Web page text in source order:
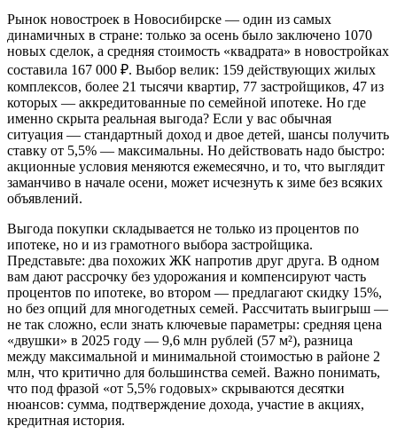
Рынок новостроек в Новосибирске — один из самых
динамичных в стране: только за осень было заключено 1070
новых сделок, а средняя стоимость «квадрата» в новостройках
составила 167 000 ₽. Выбор велик: 159 действующих жилых
комплексов, более 21 тысячи квартир, 77 застройщиков, 47 из
которых — аккредитованные по семейной ипотеке. Но где
именно скрыта реальная выгода? Если у вас обычная
ситуация — стандартный доход и двое детей, шансы получить
ставку от 5,5% — максимальны. Но действовать надо быстро:
акционные условия меняются ежемесячно, и то, что выглядит
заманчиво в начале осени, может исчезнуть к зиме без всяких
объявлений.
Выгода покупки складывается не только из процентов по
ипотеке, но и из грамотного выбора застройщика.
Представьте: два похожих ЖК напротив друг друга. В одном
вам дают рассрочку без удорожания и компенсируют часть
процентов по ипотеке, во втором — предлагают скидку 15%,
но без опций для многодетных семей. Рассчитать выигрыш —
не так сложно, если знать ключевые параметры: средняя цена
«двушки» в 2025 году — 9,6 млн рублей (57 м²), разница
между максимальной и минимальной стоимостью в районе 2
млн, что критично для большинства семей. Важно понимать,
что под фразой «от 5,5% годовых» скрываются десятки
нюансов: сумма, подтверждение дохода, участие в акциях,
кредитная история.